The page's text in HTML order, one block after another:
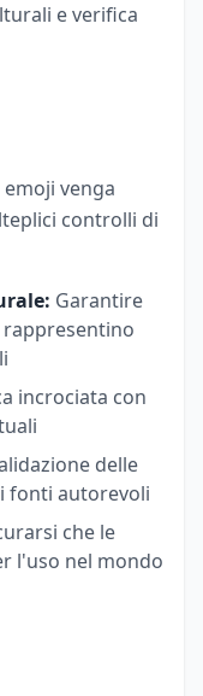
e verifica
venga
controlli di
Garantire
incrociata con
delle
fonti autorevoli
che le
l'uso nel mondo